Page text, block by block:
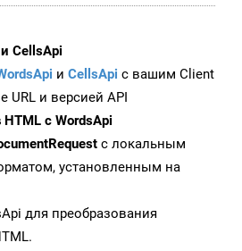
CellsApi
и CellsApi с вашим Client
URL и версией API
с WordsApi
с локальным
установленным на
для преобразования